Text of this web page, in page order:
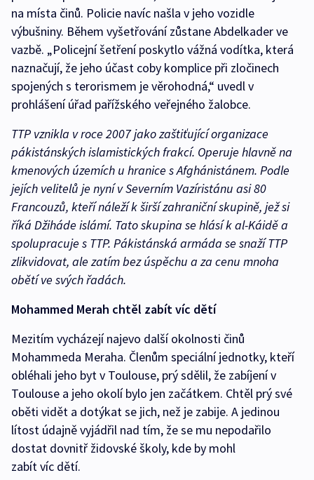
na místa činů. Policie navíc našla v jeho vozidle
výbušniny. Během vyšetřování zůstane Abdelkader ve
vazbě. „Policejní šetření poskytlo vážná vodítka, která
naznačují, že jeho účast coby komplice při zločinech
spojených s terorismem je věrohodná,“ uvedl v
prohlášení úřad pařížského veřejného žalobce.
TTP vznikla v roce 2007 jako zaštiťující organizace
pákistánských islamistických frakcí. Operuje hlavně na
kmenových územích u hranice s Afghánistánem. Podle
jejích velitelů je nyní v Severním Vazíristánu asi 80
Francouzů, kteří náleží k širší zahraniční skupině, jež si
říká Džiháde islámí. Tato skupina se hlásí k al-Káidě a
spolupracuje s TTP. Pákistánská armáda se snaží TTP
zlikvidovat, ale zatím bez úspěchu a za cenu mnoha
obětí ve svých řadách.
Mohammed Merah chtěl zabít víc dětí
Mezitím vycházejí najevo další okolnosti činů
Mohammeda Meraha. Členům speciální jednotky, kteří
obléhali jeho byt v Toulouse, prý sdělil, že zabíjení v
Toulouse a jeho okolí bylo jen začátkem. Chtěl prý své
oběti vidět a dotýkat se jich, než je zabije. A jedinou
lítost údajně vyjádřil nad tím, že se mu nepodařilo
dostat dovnitř židovské školy, kde by mohl
zabít víc dětí.